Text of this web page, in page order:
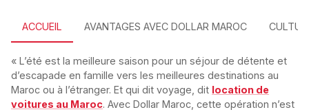
ACCUEIL AVANTAGES AVEC DOLLAR MAROC
« L’été est la meilleure saison pour un séjour de détente et
d’escapade en famille vers les meilleures destinations au
Maroc ou à l’étranger. Et qui dit voyage, dit location de
voitures au Maroc. Avec Dollar Maroc, cette opération n’est